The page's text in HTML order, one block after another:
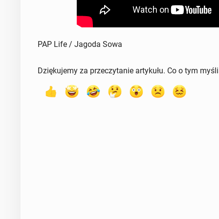
PAP Life / Jagoda Sowa
Dziękujemy za przeczytanie artykułu. Co o tym